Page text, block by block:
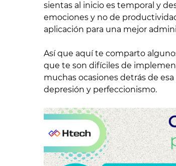
sientas al inicio es temporal y
emociones y no de
aplicación para una mejor
Así que aquí te comparto
que te son difíciles de
muchas ocasiones detrás de
depresión y perfeccionismo.